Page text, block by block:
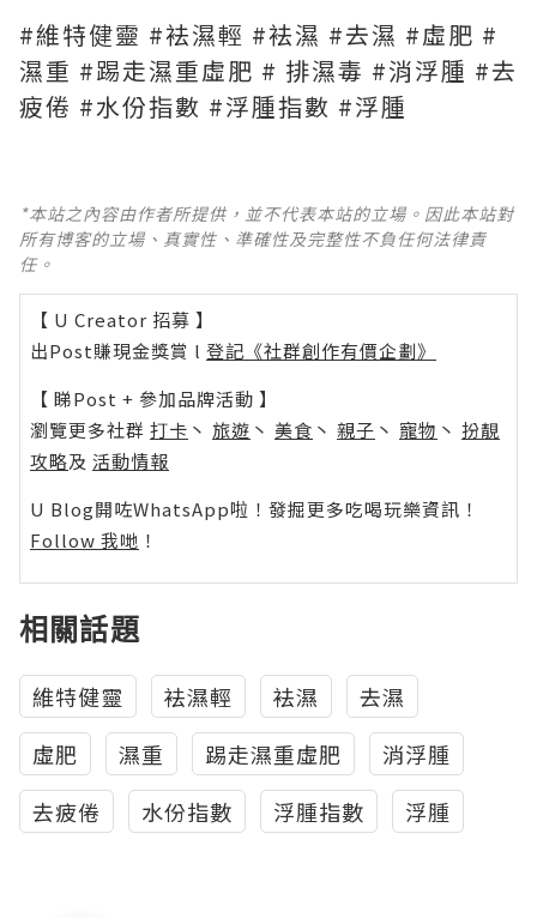
#維特健靈 #袪濕輕 #袪濕 #去濕 #虛肥 #
濕重 #踢走濕重虛肥 # 排濕毒 #消浮腫 #去
疲倦 #水份指數 #浮腫指數 #浮腫
*本站之內容由作者所提供，並不代表本站的立場。因此本站對
所有博客的立場、真實性、準確性及完整性不負任何法律責
任。
【 U Creator 招募 】
出Post賺現金獎賞 l 登記《社群創作有價企劃》
【 睇Post + 參加品牌活動 】
瀏覽更多社群 打卡 丶 旅遊 丶 美食 丶 親子 丶 寵物 丶 扮靚
攻略及 活動情報
U Blog開咗WhatsApp啦！發掘更多吃喝玩樂資訊！
Follow 我哋 ！
相關話題
維特健靈 袪濕輕 袪濕
去濕
虛肥
濕重 踢走濕重虛肥
消浮腫
去疲倦
水份指數 浮腫指數 浮腫